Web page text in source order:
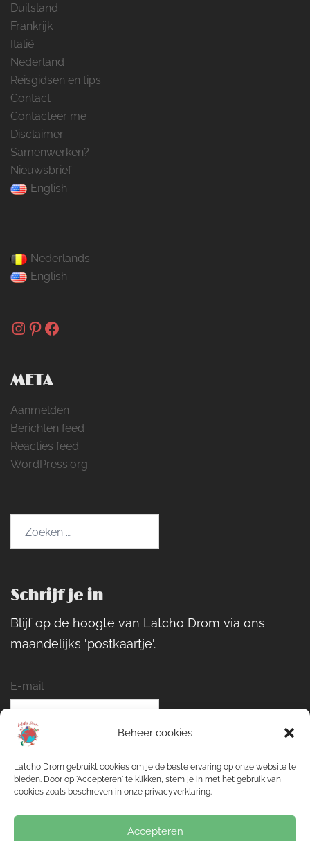
Beheer cookies
Latcho Drom gebruikt cookies om je de beste ervaring op onze website te
bieden. Door op 'Accepteren' te klikken, stem je in met het gebruik van
cookies zoals beschreven in onze privacyverklaring.
Accepteren
Duitsland
Frankrijk
Italië
Nederland
Reisgidsen en tips
Contact
Contacteer me
Disclaimer
Samenwerken?
Nieuwsbrief
English
Nederlands
English
Instagram
Pinterest
Facebook
META
Aanmelden
Berichten feed
Reacties feed
WordPress.org
Schrijf je in
Blijf op de hoogte van Latcho Drom via ons
maandelijks 'postkaartje'.
E-mail
Naam